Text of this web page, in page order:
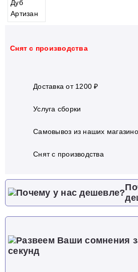
Cнят с производства
Доставка от 1200 ₽
Услуга сборки
Самовывоз из наших
Cнят с производства